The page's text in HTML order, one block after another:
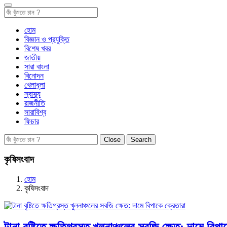
হোম
বিজ্ঞান ও প্রযুক্তি
বিশেষ খবর
জাতীয়
সারা বাংলা
বিনোদন
খেলাধূলা
স্বাস্থ্য
রাজনীতি
সারাবিশ্ব
ফিচার
Close Search
কৃষিসংবাদ
হোম
কৃষিসংবাদ